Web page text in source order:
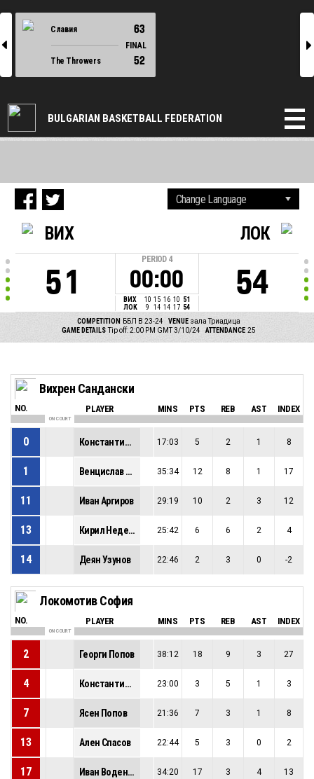
l
Славия 63
FINAL
The Throwers
52
r
BULGARIAN BASKETBALL FEDERATION
ВИХ
51
PERIOD 4
00:00
ВИХ 10 15 16 10 51
ЛОК
9 14 14 17 54
ЛОК
54
COMPETITION ББЛ В 23-24 VENUE зала Триадица
GAME DETAILS Tip off: 2:00 PM GMT 3/10/24 ATTENDANCE 25
Вихрен Сандански
NO. PLAYER MINS PTS REB AST INDEX
ON COURT
0 Константин Урумов 17:03 5 2 1 8
1 Венцислав Бижев 35:34 12 8 1 17
11 Иван Аргиров 29:19 10 2 3 12
13 Кирил Неделков 25:42 6 6 2 4
14 Деян Узунов 22:46 2 3 0 -2
Локомотив София
NO. PLAYER MINS PTS REB AST INDEX
ON COURT
2 Георги Попов 38:12 18 9 3 27
4 Константин Йорданов 23:00 3 5 1 3
7 Ясен Попов 21:36 7 3 1 8
13 Ален Спасов 22:44 5 3 0 2
17 Иван Воденичарски 34:20 17 3 4 13